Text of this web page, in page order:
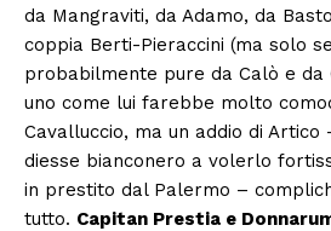
da Mangraviti, da Adamo, da
coppia Berti-Pieraccini (ma solo
probabilmente pure da Calò e da
uno come lui farebbe molto
Cavalluccio, ma un addio di
diesse bianconero a volerlo
in prestito dal Palermo –
tutto. Capitan Prestia e